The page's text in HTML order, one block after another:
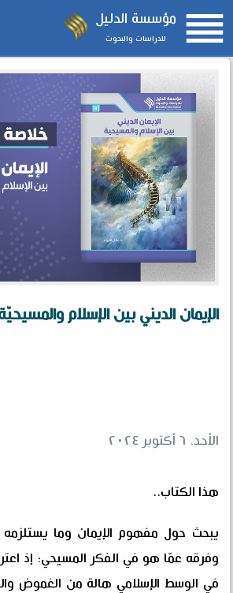
مؤسسة الدليل
للدراسات والبحوث 
الإيمان الديني بين الإسلام
الأحد، ٦ أكتوبر ٢٠٢٤
هذا الكتاب..
يبحث حول مفهوم الإيمان وما يستلزمه
وفرقه عمّا هو في الفكر المسيحي؛ إذ
في الوسط الإسلامي هالة من الغموض